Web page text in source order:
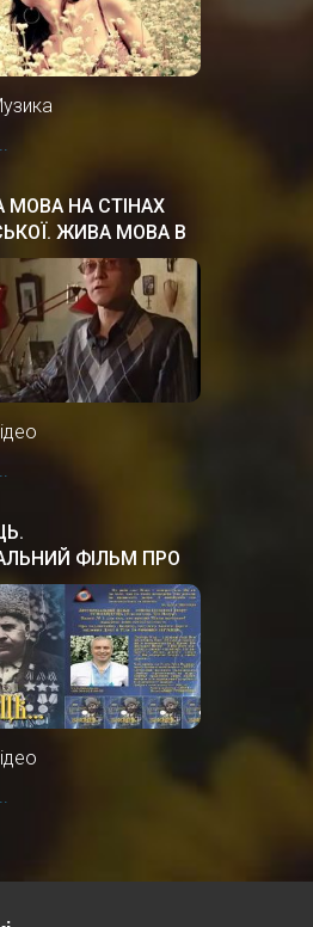
МОВА НА СТІНАХ
ЖИВА МОВА В
ФIЛЬМ ПРО
ЦІЛИТЕЛЯ.